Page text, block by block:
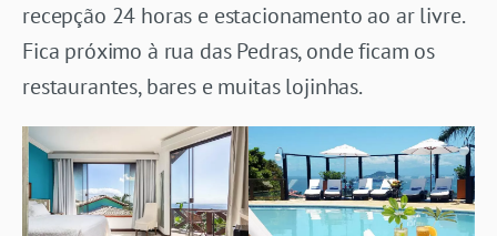
recepção 24 horas e estacionamento ao ar livre.
Fica próximo à rua das Pedras, onde ficam os
restaurantes, bares e muitas lojinhas.